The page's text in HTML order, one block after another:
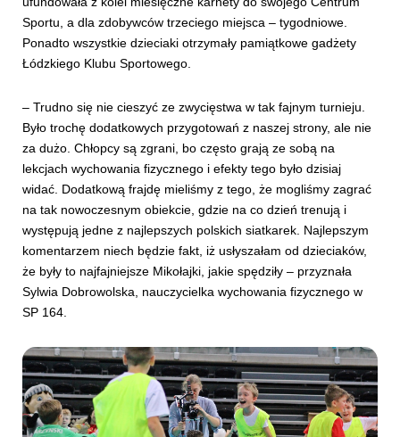
Sportu, a dla zdobywców trzeciego miejsca – tygodniowe.
Ponadto wszystkie dzieciaki otrzymały pamiątkowe gadżety
Łódzkiego Klubu Sportowego.
– Trudno się nie cieszyć ze zwycięstwa w tak fajnym turnieju.
Było trochę dodatkowych przygotowań z naszej strony, ale nie
za dużo. Chłopcy są zgrani, bo często grają ze sobą na
lekcjach wychowania fizycznego i efekty tego było dzisiaj
widać. Dodatkową frajdę mieliśmy z tego, że mogliśmy zagrać
na tak nowoczesnym obiekcie, gdzie na co dzień trenują i
występują jedne z najlepszych polskich siatkarek. Najlepszym
komentarzem niech będzie fakt, iż usłyszałam od dzieciaków,
że były to najfajniejsze Mikołajki, jakie spędziły – przyznała
Sylwia Dobrowolska, nauczycielka wychowania fizycznego w
SP 164.